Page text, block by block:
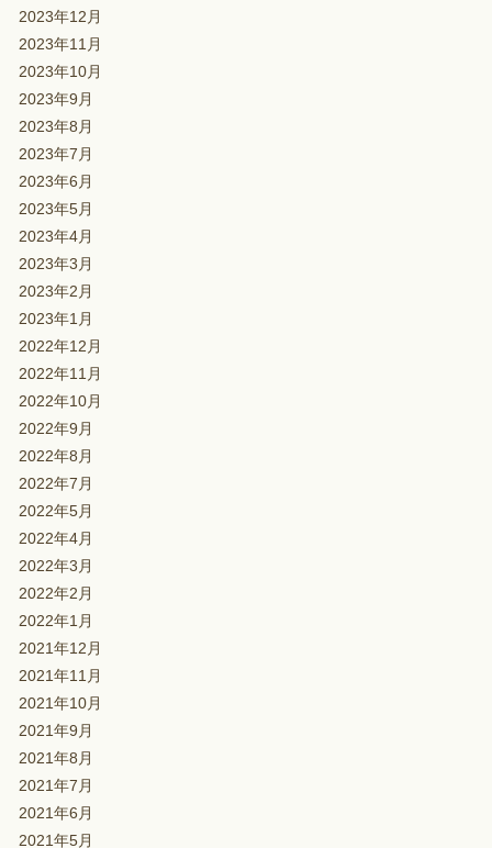
2023年12月
2023年11月
2023年10月
2023年9月
2023年8月
2023年7月
2023年6月
2023年5月
2023年4月
2023年3月
2023年2月
2023年1月
2022年12月
2022年11月
2022年10月
2022年9月
2022年8月
2022年7月
2022年5月
2022年4月
2022年3月
2022年2月
2022年1月
2021年12月
2021年11月
2021年10月
2021年9月
2021年8月
2021年7月
2021年6月
2021年5月